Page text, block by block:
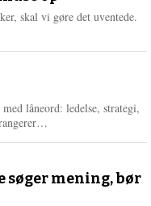
r
e
skal vi gøre det uventede.
låneord: ledelse, strategi,
e
søger mening, bør